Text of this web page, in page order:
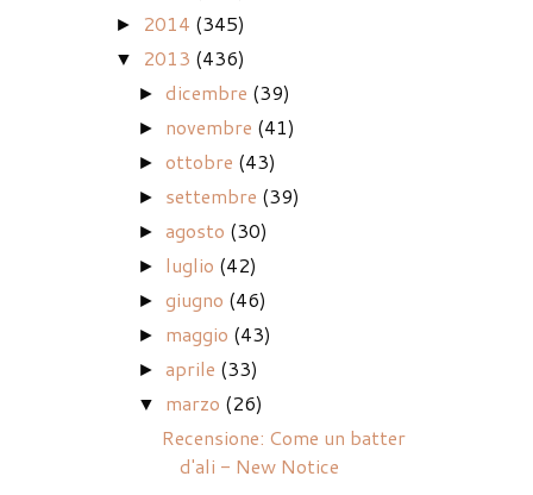
► 2014 (345)
▼ 2013 (436)
►dicembre (39)
► novembre (41)
►ottobre (43)
► settembre (39)
►agosto (30)
► luglio (42)
►giugno (46)
► maggio (43)
►aprile (33)
▼ marzo (26)
Recensione: Come un batter
d'ali - New Notice